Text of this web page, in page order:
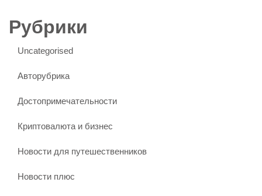
Рубрики
Uncategorised
Авторубрика
Достопримечательности
Криптовалюта и бизнес
Новости для путешественников
Новости плюс